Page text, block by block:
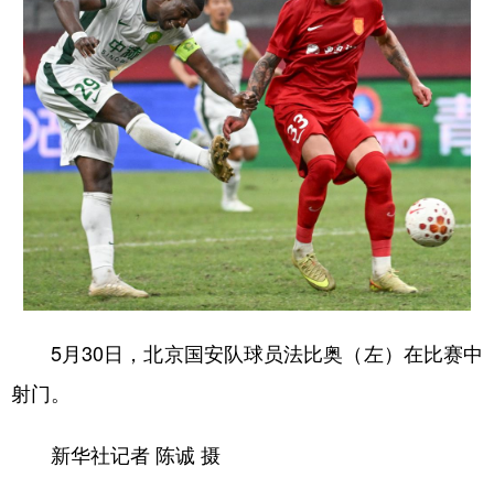
5月30日，北京国安队球员法比奥（左）在比赛中
射门。
新华社记者 陈诚 摄